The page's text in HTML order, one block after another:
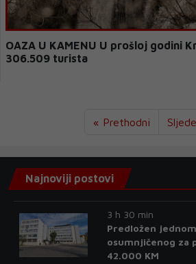
OAZA U KAMENU U prošloj godini
306.509 turista
« Prethodni
Najnoviji postovi
3 h 30 min
Predložen
osumnjičenog za
42.000 KM